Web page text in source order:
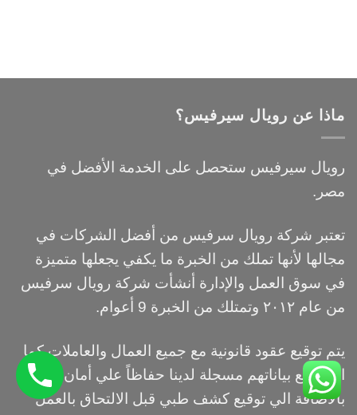
ماذا عن رويال سيرفيس؟
رويال سيرفيس ستحصل على الخدمة الأفضل في
مصر.
تعتبر شركة رويال سرفيس من أفضل الشركات في
مجالها لأنها تملك من الخبرة ما يكفي يجعلها متميزة
في سوق العمل والإدارة أنشأت شركة رويال سرفيس
من عام ٢٠١٢ وتمتلك من الخبرة 9 أعوام.
يتم توقيع عقود قانونية مع جميع العمال والعاملات كما
ان جميع بياناتهم مسجلة لدينا حفاظاً علي أمان العملاء
بالاضافة الي توقيع كشف طبي قبل الالتحاق بالعمل